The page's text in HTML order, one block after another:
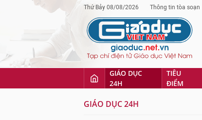
Thứ Bảy 08/08/2026 Thông tin tòa soạn
GIÁO DỤC
24H
TIÊU
ĐIỂM
GIÁO DỤC 24H